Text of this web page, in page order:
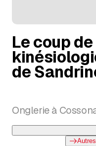
Le coup
de
Onglerie à